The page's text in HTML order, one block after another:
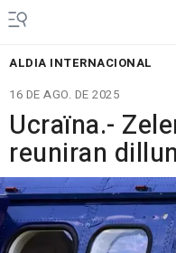
ALDIA INTERNACIONAL
16 DE AGO. DE 2025
Ucraïna.-
reuniran